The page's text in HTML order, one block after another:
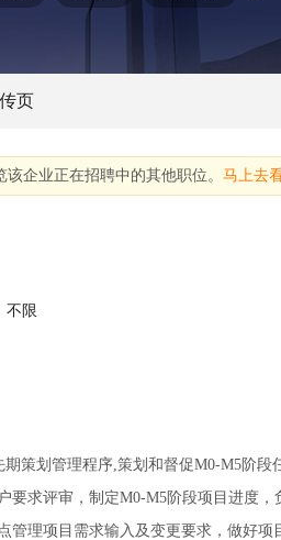
页
企业正在招聘中的其他职位。 马上去
不限
策划管理程序,策划和督促M0-M5阶段
求评审，制定M0-M5阶段项目进度，
理项目需求输入及变更要求，做好项